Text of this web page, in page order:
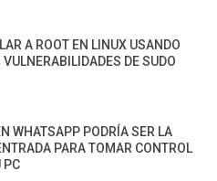
A ROOT EN LINUX USANDO
VULNERABILIDADES DE SUDO
WHATSAPP PODRÍA SER LA
PARA TOMAR CONTROL
PC